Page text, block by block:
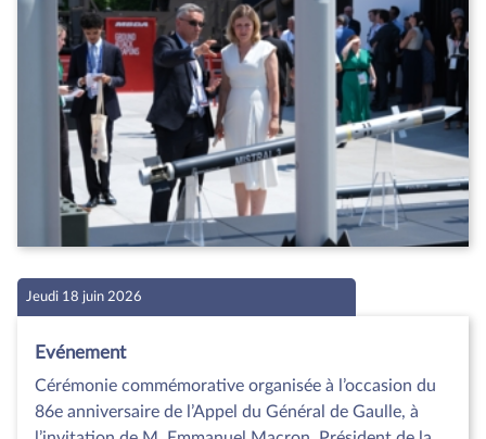
Jeudi 18 juin 2026
Evénement
Cérémonie commémorative organisée à l’occasion du
86e anniversaire de l’Appel du Général de Gaulle, à